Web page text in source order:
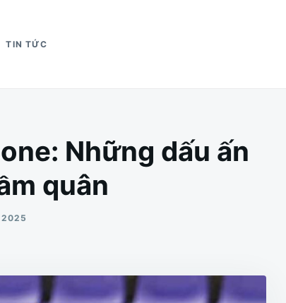
TIN TỨC
Những dấu ấn
quân
2025